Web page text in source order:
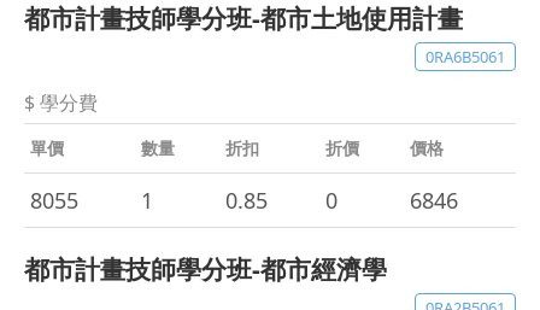
都市計畫技師學分班-都市土地使用計畫
0RA6B5061
$ 學分費
單價 數量 折扣 折價 價格
8055 1 0.85 0 6846
都市計畫技師學分班-都市經濟學